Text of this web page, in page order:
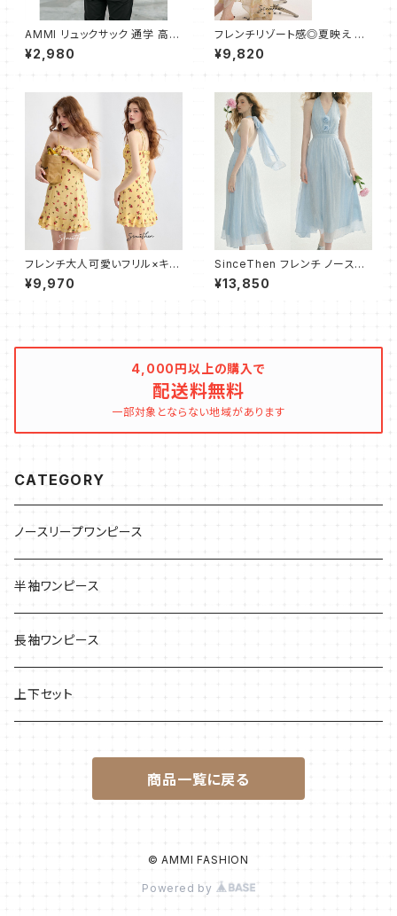
AMMI リュックサック 通学 高校
生 大学生 人気 メンズ バックパ
ック 大容量 ビジネスリュック お
しゃれ 防水 旅行 防災用リュッ
¥2,980
フレンチリゾート感◎夏映え キ
ャミワンピース フレア ロング
¥9,820
フレンチ大人可愛いフリル×キャ
ミワンピース ショート
¥9,970
SinceThen フレンチ ノースリ
¥13,850
4,000円以上の購入で
配送料無料
一部対象とならない地域があります
CATEGORY
ノースリープワンピース
半袖ワンピース
長袖ワンピース
上下セット
商品一覧に戻る
© AMMI FASHION
Powered by